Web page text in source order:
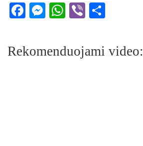
Facebook
Messenger
WhatsApp
Viber
Rekomenduojami video: